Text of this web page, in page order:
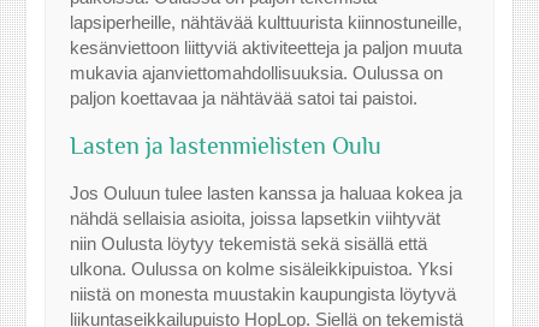
lapsiperheille, nähtävää kulttuurista kiinnostuneille,
kesänviettoon liittyviä aktiviteetteja ja paljon muuta
mukavia ajanviettomahdollisuuksia. Oulussa on
paljon koettavaa ja nähtävää satoi tai paistoi.
Lasten ja lastenmielisten Oulu
Jos Ouluun tulee lasten kanssa ja haluaa kokea ja
nähdä sellaisia asioita, joissa lapsetkin viihtyvät
niin Oulusta löytyy tekemistä sekä sisällä että
ulkona. Oulussa on kolme sisäleikkipuistoa. Yksi
niistä on monesta muustakin kaupungista löytyvä
liikuntaseikkailupuisto HopLop. Siellä on tekemistä